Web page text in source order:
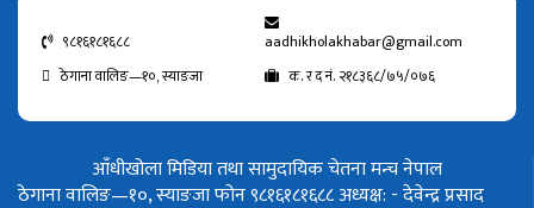
९८१६१८१६८८
aadhikholakhabar@gmail.com
ठेगाना वालिङ—१०, स्याङजा
क. र द नं. २१८३६८/७५/०७६
आँधीखोला मिडिया तथा सामुदायिक चेतना मन्च नेपाल
ठेगाना वालिङ—१०, स्याङजा फोन ९८१६१८१६८८अध्यक्ष: - देवेन्द्र प्रसाद